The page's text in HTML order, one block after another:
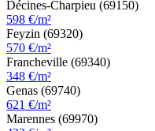
Décines-Charpieu (69150)
598 €/m²
Feyzin (69320)
570 €/m²
Francheville (69340)
348 €/m²
Genas (69740)
621 €/m²
Marennes (69970)